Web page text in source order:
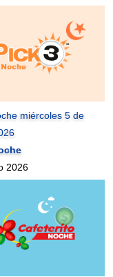
miércoles 5 de
2026